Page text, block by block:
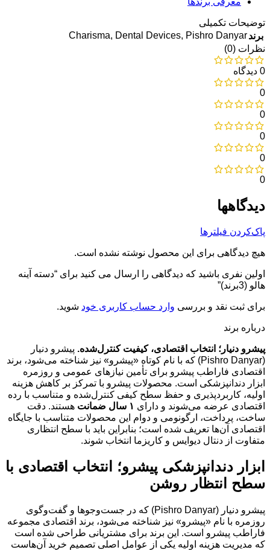
توضیحات تکمیلی
برند
Charisma, Dental Devices, Pishro Danyar
نظرات (0)
0 دیدگاه
0
0
0
0
0
دیدگاهها
پاک‌کردن فیلترها
هیچ دیدگاهی برای این محصول نوشته نشده است.
اولین نفری باشید که دیدگاهی را ارسال می کنید برای “دسته آینه
هالو (3برند)”
برای ثبت نقد و بررسی وارد حساب کاربری خود شوید.
درباره برند
پیشرو دنیار؛ انتخاب اقتصادی، کیفیت کنترل‌شده. پیشرو دنیار
(Pishro Danyar) که با نام کوتاه «پیشرو» نیز شناخته می‌شود، برند
اقتصادی فاراطب پیشرو برای تأمین نیازهای عمومی و روزمره
ابزار دندانپزشکی است. محصولات پیشرو با تمرکز بر کاهش هزینه
اولیه، کاربردپذیری و حفظ سطح کیفی کنترل‌شده و متناسب با رده
اقتصادی عرضه می‌شوند و دارای ۱ سال ضمانت
هستند. دقت
ساخت، پرداخت، ارگونومی و دوام این محصولات متناسب با جایگاه
اقتصادی آن‌ها تعریف شده است؛ بنابراین باید با سطح انتظاری
متفاوت از دنتال دیوایس و کاریزما انتخاب شوند.
ابزار دندانپزشکی پیشرو؛ انتخاب اقتصادی با
سطح انتظار روشن
پیشرو دنیار (Pishro Danyar) که در جست‌وجوها و گفت‌وگوی
روزمره با نام «پیشرو» نیز شناخته می‌شود، برند اقتصادی مجموعه
فاراطب پیشرو است. این برند برای مشتریانی طراحی شده است
که مدیریت هزینه اولیه یکی از عوامل اصلی تصمیم خرید آن‌هاست